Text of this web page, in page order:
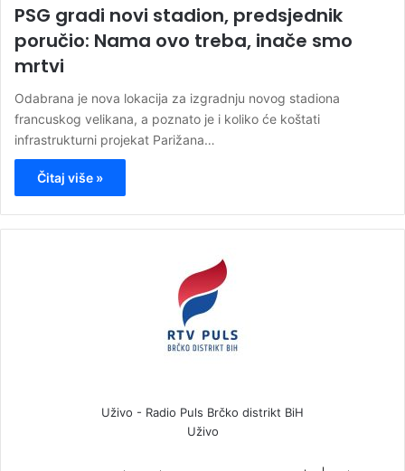
PSG gradi novi stadion, predsjednik
poručio: Nama ovo treba, inače smo
mrtvi
Odabrana je nova lokacija za izgradnju novog stadiona
francuskog velikana, a poznato je i koliko će koštati
infrastrukturni projekat Parižana…
Čitaj više »
Uživo - Radio Puls Brčko distrikt BiH
Uživo